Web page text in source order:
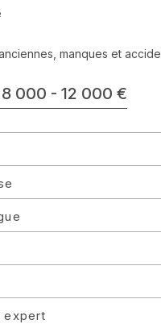
manques et
000 - 12 000 €
expert